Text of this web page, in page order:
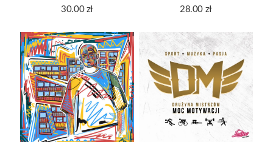
30.00 zł
28.00 zł